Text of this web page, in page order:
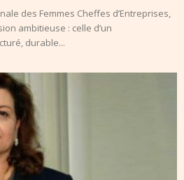
des Femmes Cheffes d’Entreprises,
ambitieuse : celle d’un
durable...